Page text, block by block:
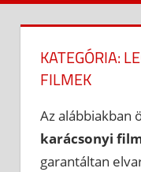
KATEGÓRIA:
FILMEK
Az alábbiakban
karácsonyi
garantáltan